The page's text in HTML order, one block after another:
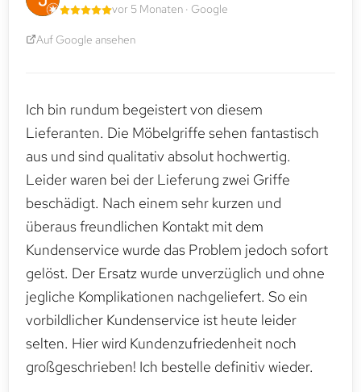
vor 5 Monaten · Google
Auf Google ansehen
Ich bin rundum begeistert von diesem
Lieferanten. Die Möbelgriffe sehen fantastisch
aus und sind qualitativ absolut hochwertig.
Leider waren bei der Lieferung zwei Griffe
beschädigt. Nach einem sehr kurzen und
überaus freundlichen Kontakt mit dem
Kundenservice wurde das Problem jedoch sofort
gelöst. Der Ersatz wurde unverzüglich und ohne
jegliche Komplikationen nachgeliefert. So ein
vorbildlicher Kundenservice ist heute leider
selten. Hier wird Kundenzufriedenheit noch
großgeschrieben! Ich bestelle definitiv wieder.